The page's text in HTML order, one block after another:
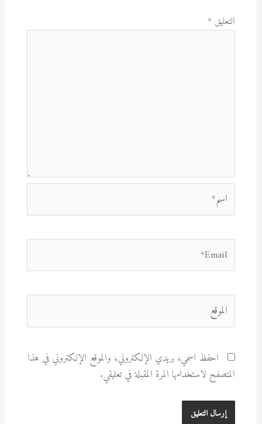
التعليق *
اسم*
الموقع
احفظ اسمي، بريدي الإلكتروني، والموقع الإلكتروني في هذا
المتصفح لاستخدامها المرة المقبلة في تعليقي.